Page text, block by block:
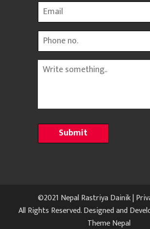
Email
Phone
Message
©2021 Nepal Rastriya Dainik |
All Rights Reserved. Designed and
Theme Nepal